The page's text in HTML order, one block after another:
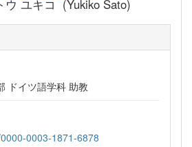
ウ ユキコ (Yukiko Sato)
ドイツ語学科 助教
0003-1871-6878